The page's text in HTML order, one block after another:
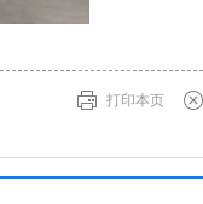
打印本页